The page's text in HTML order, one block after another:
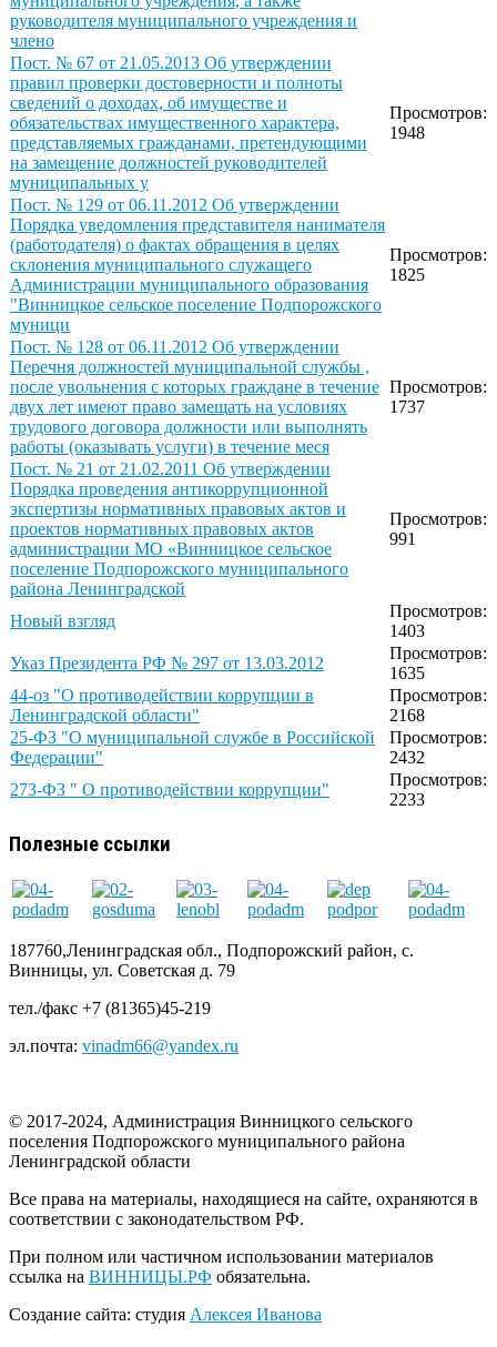
руководителя муниципального учреждения и
члено
Пост. № 67 от 21.05.2013 Об утверждении
правил проверки достоверности и полноты
сведений о доходах, об имуществе и
обязательствах имущественного характера,
представляемых гражданами, претендующими
на замещение должностей руководителей
муниципальных у
Просмотров:
1948
Пост. № 129 от 06.11.2012 Об утверждении
Порядка уведомления представителя нанимателя
(работодателя) о фактах обращения в целях
склонения муниципального служащего
Администрации муниципального образования
"Винницкое сельское поселение Подпорожского
муници
Просмотров:
1825
Пост. № 128 от 06.11.2012 Об утверждении
Перечня должностей муниципальной службы ,
после увольнения с которых граждане в течение
двух лет имеют право замещать на условиях
трудового договора должности или выполнять
работы (оказывать услуги) в течение меся
Просмотров:
1737
Пост. № 21 от 21.02.2011 Об утверждении
Порядка проведения антикоррупционной
экспертизы нормативных правовых актов и
проектов нормативных правовых актов
администрации МО «Винницкое сельское
поселение Подпорожского муниципального
района Ленинградской
Просмотров:
991
Новый взгляд
Просмотров:
1403
Указ Президента РФ № 297 от 13.03.2012
Просмотров:
1635
44-оз "О противодействии коррупции в
Ленинградской области"
Просмотров:
2168
25-ФЗ "О муниципальной службе в Российской
Федерации"
Просмотров:
2432
273-ФЗ " О противодействии коррупции"
Просмотров:
2233
Полезные ссылки
187760,Ленинградская обл., Подпорожский район, с.
Винницы, ул. Советская д. 79
тел./факс +7 (81365)45-219
эл.почта: vinadm66@yandex.ru
© 2017-2024, Администрация Винницкого сельского
поселения Подпорожского муниципального района
Ленинградской области
Все права на материалы, находящиеся на сайте, охраняются в
соответствии с законодательством РФ.
При полном или частичном использовании материалов
ссылка на ВИННИЦЫ.РФ обязательна.
Создание сайта: студия Алексея Иванова